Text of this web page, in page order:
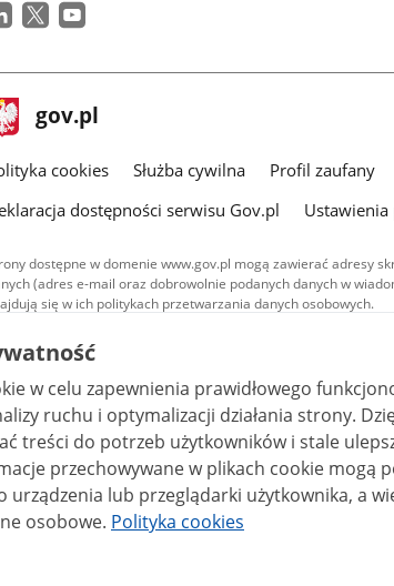
Strona
gov.pl
gov.pl
cookies Służba cywilna Profil zaufany
dostępności serwisu Gov.pl
dostępne w domenie www.gov.pl mogą zawierać adresy
(adres e-mail oraz dobrowolnie podanych danych w
się w ich politykach przetwarzania danych osobowych.
Treści tekstowe publikowane w serwisie (z
udostępniane na licencji typu Creative Commons:
warunkach 4.0 (CC BY-SA 4.0). Materiały
są udostępniane na licencji typu Creative
bez utworów zależnych 4.0 (CC BY-NC-ND 4.0), o
w celu zapewnienia prawidłowego
ruchu i optymalizacji działania strony. Dzięki nim
treści do potrzeb użytkowników i stale
urządzenia lub przeglądarki użytkownika, a
osobowe. Polityka cookies